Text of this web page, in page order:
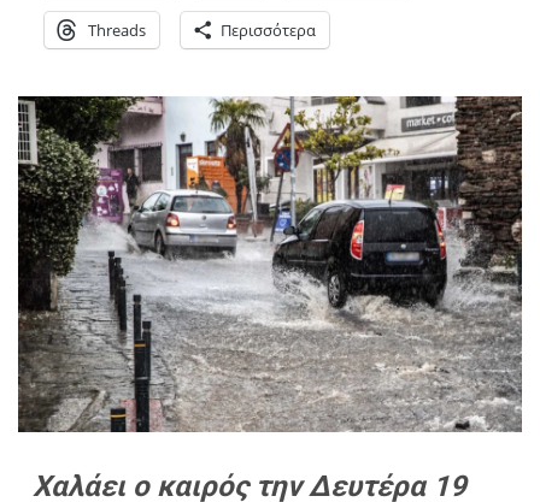
Threads Περισσότερα
Χαλάει ο καιρός την Δευτέρα 19